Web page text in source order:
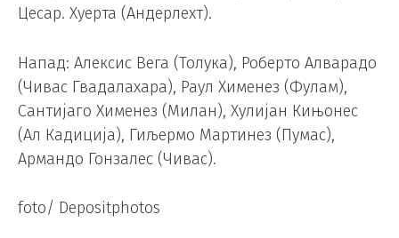
Цесар. Хуерта (Андерлехт).
Напад: Алексис Вега (Толука), Роберто Алварадо
(Чивас Гвадалахара), Раул Хименез (Фулам),
Сантијаго Хименез (Милан), Хулијан Кињонес
(Ал Кадиција), Гиљермо Мартинез (Пумас),
Армандо Гонзалес (Чивас).
foto/ Depositphotos